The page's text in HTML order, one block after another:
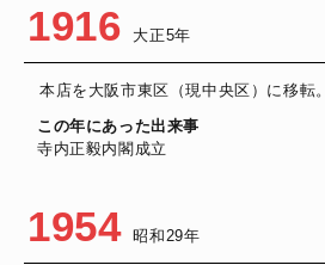
1916 大正5年
本店を大阪市東区（現中央区）に移転。
この年にあった出来事
寺内正毅内閣成立
1954 昭和29年